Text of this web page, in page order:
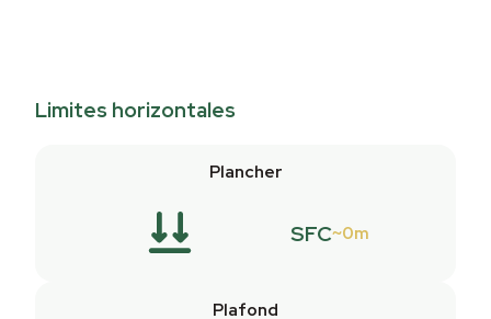
Limites horizontales
Plancher
SFC 0m
Plafond